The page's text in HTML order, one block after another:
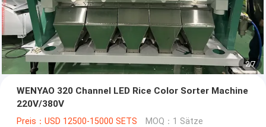
2/7
WENYAO 320 Channel LED Rice Color Sorter Machine
220V/380V
Preis：USD 12500-15000 SETS MOQ：1 Sätze